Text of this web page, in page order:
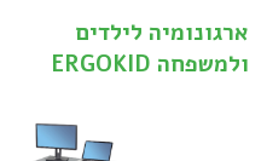
ארגונומיה לילדים
ולמשפחה ERGOKID